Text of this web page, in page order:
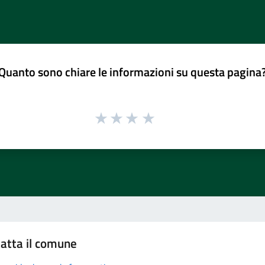
sono chiare le informazioni su questa
il comune